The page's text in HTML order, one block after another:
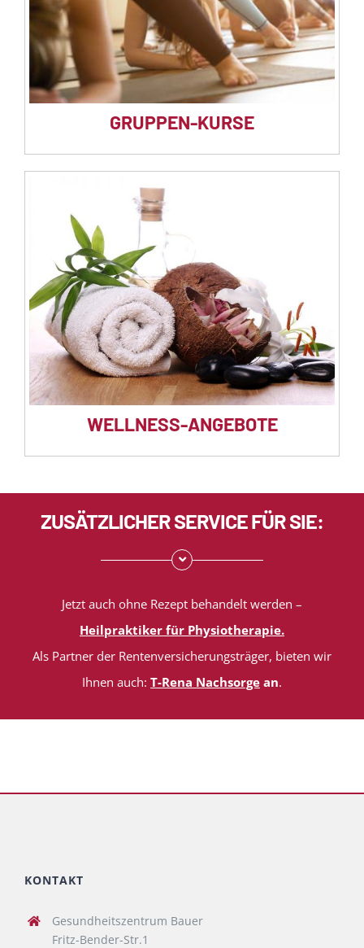
GRUPPEN-KURSE
WELLNESS-ANGEBOTE
ZUSÄTZLICHER SERVICE FÜR SIE:
Jetzt auch ohne Rezept behandelt werden –
Heilpraktiker für Physiotherapie.
Als Partner der Rentenversicherungsträger, bieten wir
Ihnen auch: T-Rena Nachsorge an.
KONTAKT
Gesundheitszentrum Bauer
Fritz-Bender-Str.1